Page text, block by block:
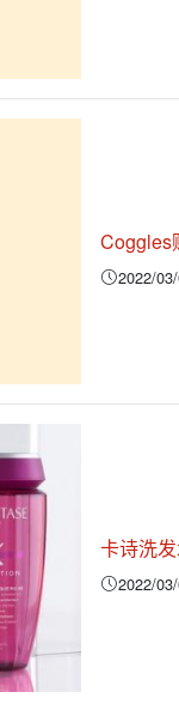
Coggles
2022/
卡诗洗
2022/